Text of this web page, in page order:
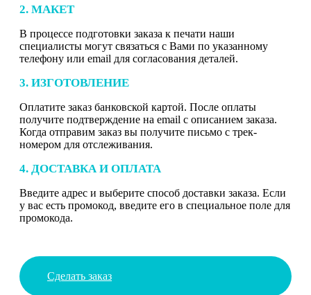
2. МАКЕТ
В процессе подготовки заказа к печати наши
специалисты могут связаться с Вами по указанному
телефону или email для согласования деталей.
3. ИЗГОТОВЛЕНИЕ
Оплатите заказ банковской картой. После оплаты
получите подтверждение на email с описанием заказа.
Когда отправим заказ вы получите письмо с трек-
номером для отслеживания.
4. ДОСТАВКА И ОПЛАТА
Введите адрес и выберите способ доставки заказа. Если
у вас есть промокод, введите его в специальное поле для
промокода.
Сделать заказ